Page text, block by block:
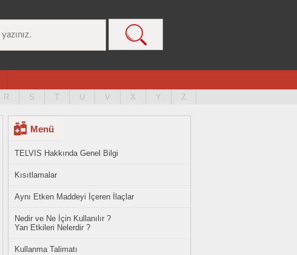
R S T U V X Y Z
Menü
TELVIS Hakkında Genel Bilgi
Kısıtlamalar
Aynı Etken Maddeyi İçeren İlaçlar
Nedir ve Ne İçin Kullanılır ?
Yan Etkileri Nelerdir ?
Kullanma Talimatı